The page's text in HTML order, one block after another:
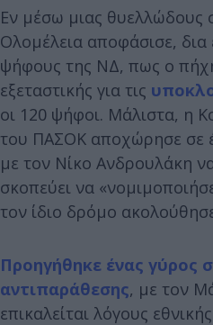
Εν μέσω μιας θυελλώδους
Ολομέλεια αποφάσισε, δια
ψήφους της ΝΔ, πως ο
εξεταστικής για τις
οι 120 ψήφοι. Μάλιστα, η
του ΠΑΣΟΚ αποχώρησε σε
με τον Νίκο Ανδρουλάκη
σκοπεύει να
τον ίδιο δρόμο
Προηγήθηκε ένας γύρος
αντιπαράθεσης, με τον
επικαλείται λόγους